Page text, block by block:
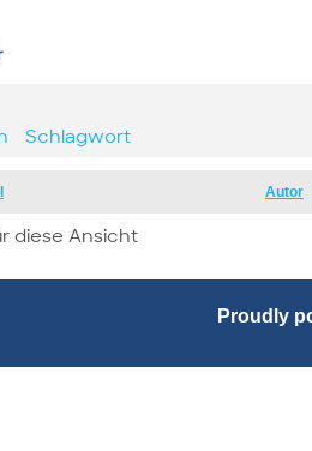
Schlagwort
Autor
diese Ansicht
Proudly